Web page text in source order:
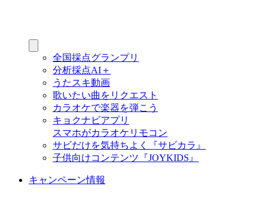
全国採点グランプリ
分析採点AI＋
うたスキ動画
歌いたい曲をリクエスト
カラオケで楽器を弾こう
キョクナビアプリ
スマホがカラオケリモコン
サビだけを気持ちよく『サビカラ』
子供向けコンテンツ『JOYKIDS』
キャンペーン情報